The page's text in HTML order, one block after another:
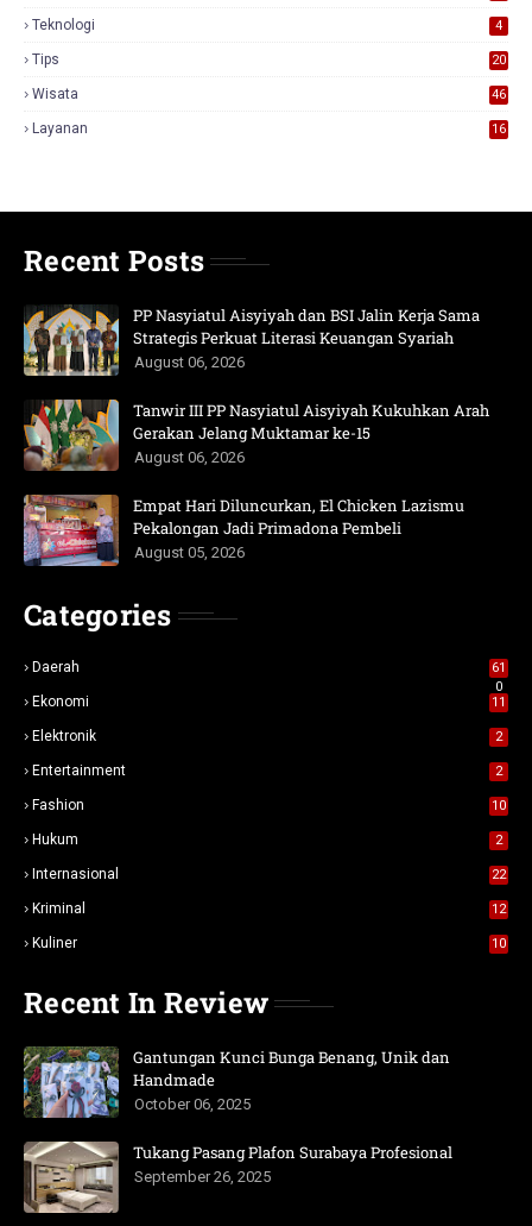
Teknologi 4
Tips 20
Wisata 46
Layanan 16
Recent Posts
PP Nasyiatul Aisyiyah dan BSI Jalin Kerja Sama
Strategis Perkuat Literasi Keuangan Syariah
August 06, 2026
Tanwir III PP Nasyiatul Aisyiyah Kukuhkan Arah
Gerakan Jelang Muktamar ke-15
August 06, 2026
Empat Hari Diluncurkan, El Chicken Lazismu
Pekalongan Jadi Primadona Pembeli
August 05, 2026
Categories
Daerah
61
0
Ekonomi 11
Elektronik 2
Entertainment 2
Fashion 10
Hukum 2
Internasional 22
Kriminal 12
Kuliner 10
Recent In Review
Gantungan Kunci Bunga Benang, Unik dan
Handmade
October 06, 2025
Tukang Pasang Plafon Surabaya Profesional
September 26, 2025